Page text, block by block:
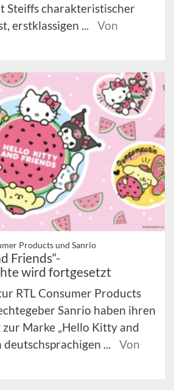
Steiffs charakteristischer
erstklassigen ...
Von
Products und Sanrio
Friends“-
wird fortgesetzt
RTL Consumer Products
Sanrio haben ihren
Marke „Hello Kitty and
deutschsprachigen ...
Von